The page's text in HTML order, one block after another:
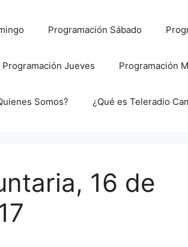
Programación Sábado
Programación Jueves Programación
Somos? ¿Qué es Teleradio
16 de